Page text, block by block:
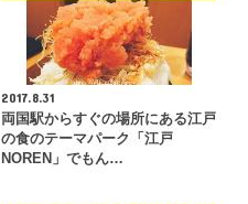
2017.8.31
両国駅からすぐの場所にある江戸
の食のテーマパーク「江戸
NOREN」でもん…